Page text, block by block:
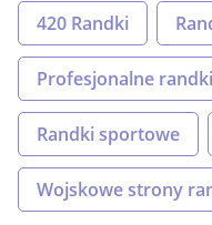
420 Randki
Profesjonalne randki
Randki sportowe
Wojskowe strony